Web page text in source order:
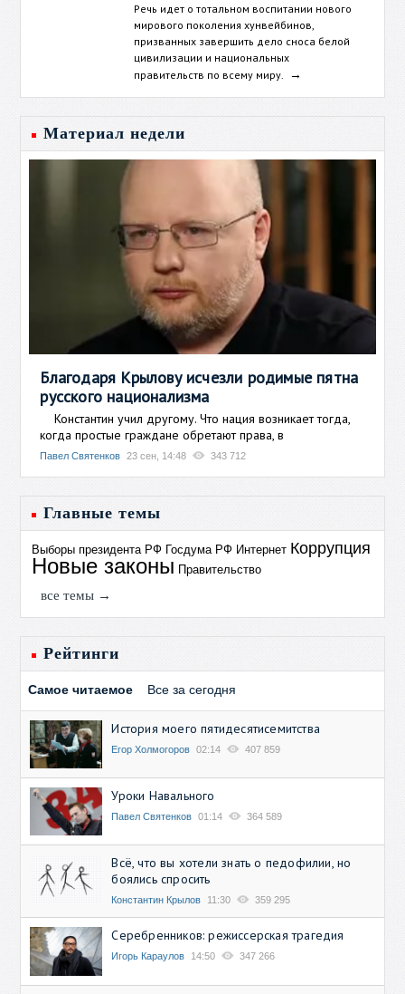
Речь идет о тотальном воспитании нового
мирового поколения хунвейбинов,
призванных завершить дело сноса белой
цивилизации и национальных
правительств по всему миру. →
Материал недели
Благодаря Крылову исчезли родимые пятна
русского национализма
Константин учил другому. Что нация возникает тогда,
когда простые граждане обретают права, в
Павел Святенков 23 сен, 14:48 343 712
Главные темы
Выборы президента РФ Госдума РФ Интернет Коррупция
Новые законы Правительство
все темы →
Рейтинги
Самое читаемое Все за сегодня
История моего пятидесятисемитства
Егор Холмогоров 02:14 407 859
Уроки Навального
Павел Святенков 01:14 364 589
Всё, что вы хотели знать о педофилии, но
боялись спросить
Константин Крылов 11:30 359 295
Серебренников: режиссерская трагедия
Игорь Караулов 14:50 347 266